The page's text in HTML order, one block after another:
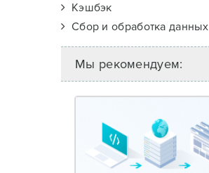
Кэшбэк
Сбор и обработка данных
Мы рекомендуем: